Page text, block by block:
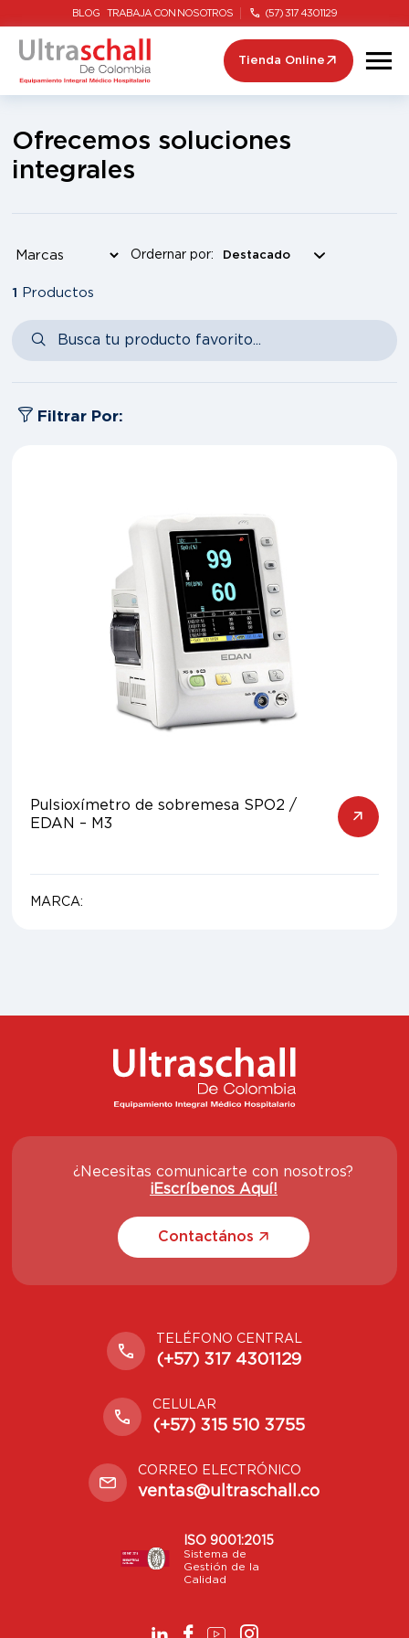
BLOG TRABAJA CON NOSOTROS (57) 317 4301129
Tienda Online
Ofrecemos soluciones
integrales
Ordernar por:
1 Productos
Filtrar Por:
Pulsioxímetro de sobremesa SPO2 /
EDAN – M3
MARCA:
¿Necesitas comunicarte con nosotros?
¡Escríbenos Aquí!
Contactános
TELÉFONO CENTRAL
(+57) 317 4301129
CELULAR
(+57) 315 510 3755
CORREO ELECTRÓNICO
ventas@ultraschall.co
ISO 9001:2015
Sistema de
Gestión de la
Calidad